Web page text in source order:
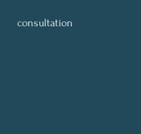
consultation